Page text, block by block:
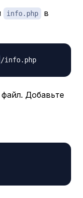
info.php
в
файл. Добавьте